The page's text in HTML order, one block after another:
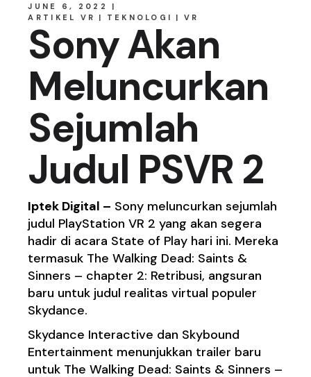
JUNE 6, 2022
ARTIKEL VR
TEKNOLOGI VR
Sony Akan
Meluncurkan
Sejumlah
Judul PSVR 2
Iptek Digital – Sony meluncurkan sejumlah
judul PlayStation VR 2 yang akan segera
hadir di acara State of Play hari ini. Mereka
termasuk The Walking Dead: Saints &
Sinners – chapter 2: Retribusi, angsuran
baru untuk judul realitas virtual populer
Skydance.
Skydance Interactive dan Skybound
Entertainment menunjukkan trailer baru
untuk The Walking Dead: Saints & Sinners –